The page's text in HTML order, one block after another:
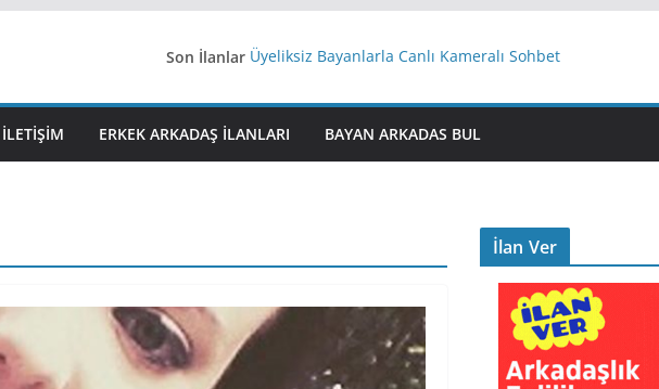
Son İlanlar Üyeliksiz Bayanlarla Canlı Kameralı Sohbet
Ağrıli Suriyeli Bayanlar
İstanbul arkadaş arıyorum
İLETIŞIM ERKEK ARKADAŞ ILANLARI BAYAN ARKADAS BUL
İlan Ver